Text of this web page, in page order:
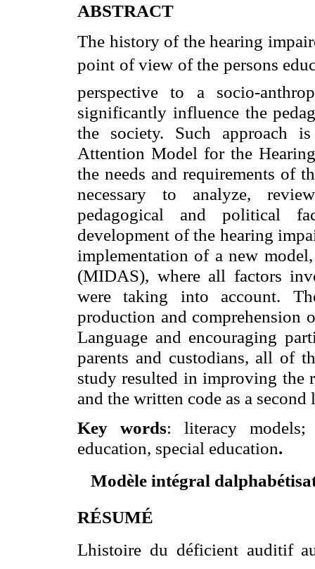
ABSTRACT
The history of the hearing
point of view of the persons
perspective to a socio-
significantly influence the
the society. Such approach
Attention Model for the
the needs and requirements of
necessary to analyze,
pedagogical and political
development of the hearing
implementation of a new
(MIDAS), where all factors
were taking into account.
production and comprehension
Language and encouraging
parents and custodians, all of
study resulted in improving the
and the written code as a second
Key words: literacy models;
education, special education.
Modèle intégral
RÉSUMÉ
Lhistoire du déficient auditif